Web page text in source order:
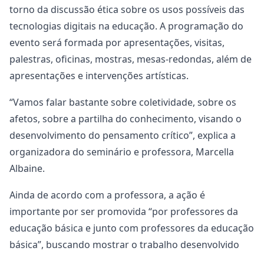
torno da discussão ética sobre os usos possíveis das
tecnologias digitais na educação. A programação do
evento será formada por apresentações, visitas,
palestras, oficinas, mostras, mesas-redondas, além de
apresentações e intervenções artísticas.
“Vamos falar bastante sobre coletividade, sobre os
afetos, sobre a partilha do conhecimento, visando o
desenvolvimento do pensamento crítico”, explica a
organizadora do seminário e professora, Marcella
Albaine.
Ainda de acordo com a professora, a ação é
importante por ser promovida “por professores da
educação básica e junto com professores da educação
básica”, buscando mostrar o trabalho desenvolvido